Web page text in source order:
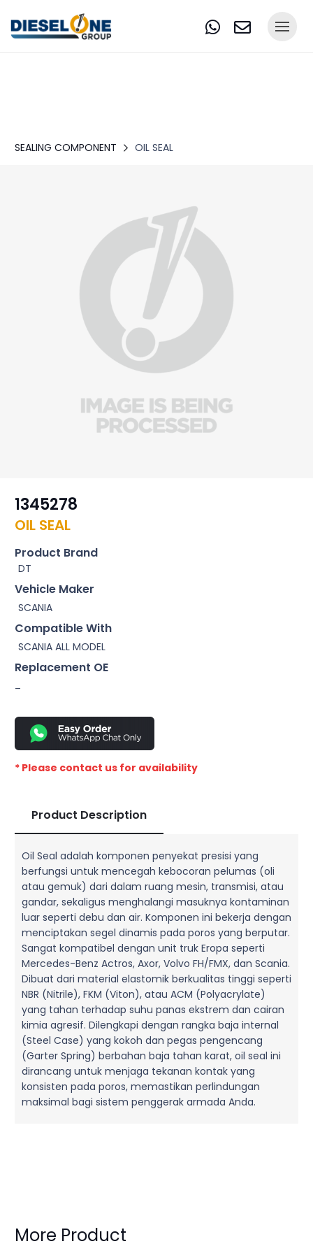
SEALING COMPONENT OIL SEAL
1345278
OIL SEAL
Product Brand
DT
Vehicle Maker
SCANIA
Compatible With
SCANIA ALL MODEL
Replacement OE
–
* Please contact us for availability
Product Description
Oil Seal adalah komponen penyekat presisi yang
berfungsi untuk mencegah kebocoran pelumas (oli
atau gemuk) dari dalam ruang mesin, transmisi, atau
gandar, sekaligus menghalangi masuknya kontaminan
luar seperti debu dan air. Komponen ini bekerja dengan
menciptakan segel dinamis pada poros yang berputar.
Sangat kompatibel dengan unit truk Eropa seperti
Mercedes-Benz Actros, Axor, Volvo FH/FMX, dan Scania.
Dibuat dari material elastomik berkualitas tinggi seperti
NBR (Nitrile), FKM (Viton), atau ACM (Polyacrylate)
yang tahan terhadap suhu panas ekstrem dan cairan
kimia agresif. Dilengkapi dengan rangka baja internal
(Steel Case) yang kokoh dan pegas pengencang
(Garter Spring) berbahan baja tahan karat, oil seal ini
dirancang untuk menjaga tekanan kontak yang
konsisten pada poros, memastikan perlindungan
maksimal bagi sistem penggerak armada Anda.
More Product